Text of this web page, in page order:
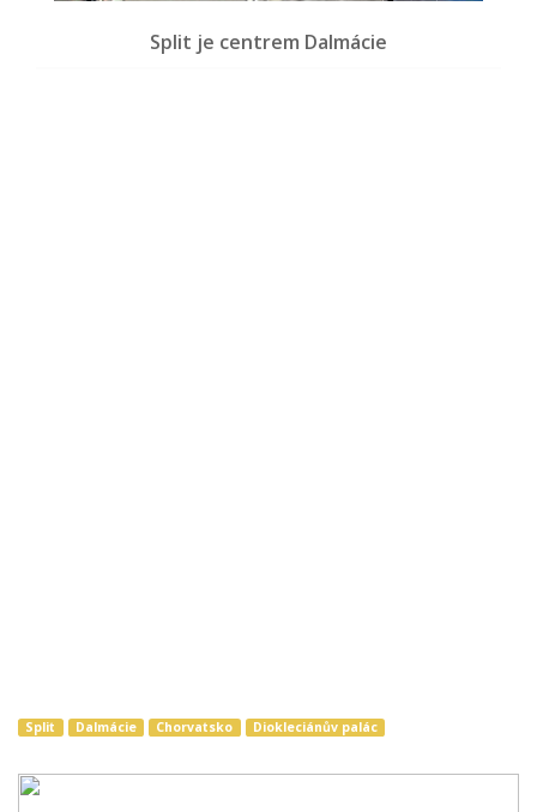
Split je centrem Dalmácie
Split Dalmácie Chorvatsko Diokleciánův palác